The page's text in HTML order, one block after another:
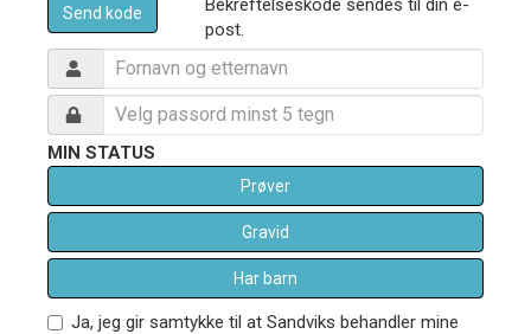
Send kode
post.
MIN STATUS
Prøver
Gravid
Har barn
Ja, jeg gir samtykke til at Sandviks behandler mine